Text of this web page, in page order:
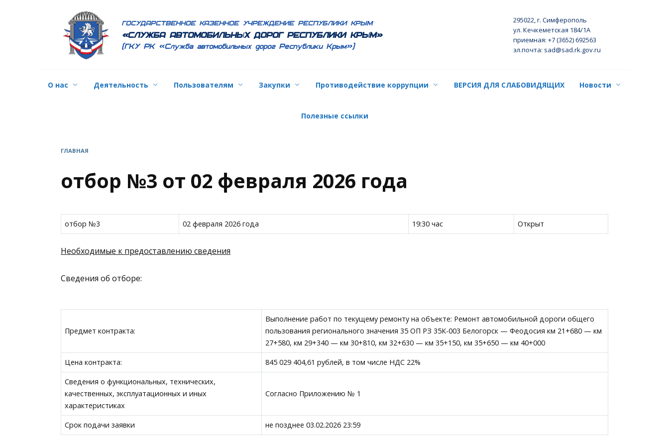
ГОСУДАРСТВЕННОЕ КАЗЕННОЕ УЧРЕЖДЕНИЕ РЕСПУБЛИКИ КРЫМ
«СЛУЖБА АВТОМОБИЛЬНЫХ ДОРОГ РЕСПУБЛИКИ КРЫМ»
(ГКУ РК «Служба автомобильных дорог Республики Крым»)
295022, г. Симферополь
ул. Кечкеметская 184/1А
приемная: +7 (3652) 692563
эл.почта: sad@sad.rk.gov.ru
О нас Деятельность Пользователям Закупки Противодействие коррупции ВЕРСИЯ ДЛЯ СЛАБОВИДЯЩИХ Новости
Полезные ссылки
ГЛАВНАЯ
отбор №3 от 02 февраля 2026 года
отбор №3 02 февраля 2026 года 19:30 час Открыт
Необходимые к предоставлению сведения
Сведения об отборе:
Предмет контракта:
Выполнение работ по текущему ремонту на объекте: Ремонт автомобильной дороги общего
пользования регионального значения 35 ОП РЗ 35К-003 Белогорск — Феодосия км 21+680 — км
27+580, км 29+340 — км 30+810, км 32+630 — км 35+150, км 35+650 — км 40+000
Цена контракта: 845 029 404,61 рублей, в том числе НДС 22%
Сведения о функциональных, технических,
качественных, эксплуатационных и иных
характеристиках
Согласно Приложению № 1
Срок подачи заявки не позднее 03.02.2026 23:59